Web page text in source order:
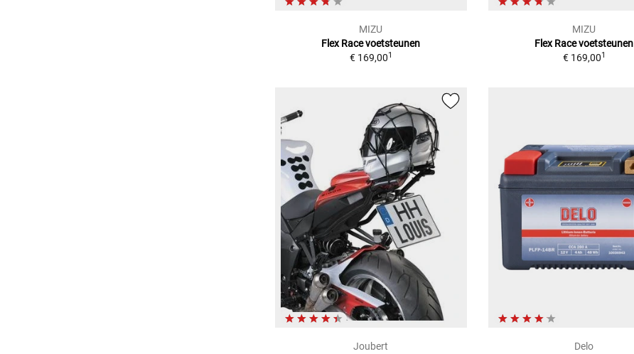
MIZU
Flex Race voetsteunen
€ 169,001
MIZU
Flex Race voetsteunen
€ 169,001
Joubert
Delo